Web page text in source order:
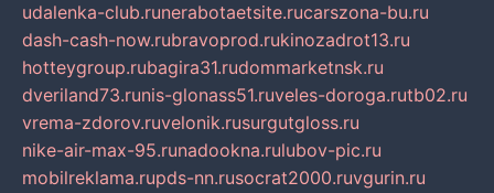
udalenka-club.runerabotaetsite.rucarszona-bu.ru
dash-cash-now.rubravoprod.rukinozadrot13.ru
hotteygroup.rubagira31.rudommarketnsk.ru
dveriland73.runis-glonass51.ruveles-doroga.rutb02.ru
vrema-zdorov.ruvelonik.rusurgutgloss.ru
nike-air-max-95.runadookna.rulubov-pic.ru
mobilreklama.rupds-nn.rusocrat2000.ruvgurin.ru